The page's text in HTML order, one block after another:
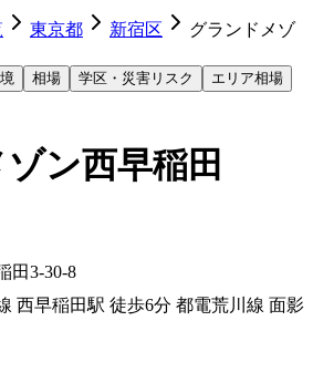
東京都 新宿区
グランドメゾ
相場 学区・災害リスク
エリア相場
ン西早稲田
田3-30-8
西早稲田駅 徒歩6分 都電荒川線 面影